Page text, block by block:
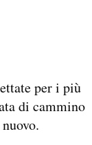
per i più
di cammino